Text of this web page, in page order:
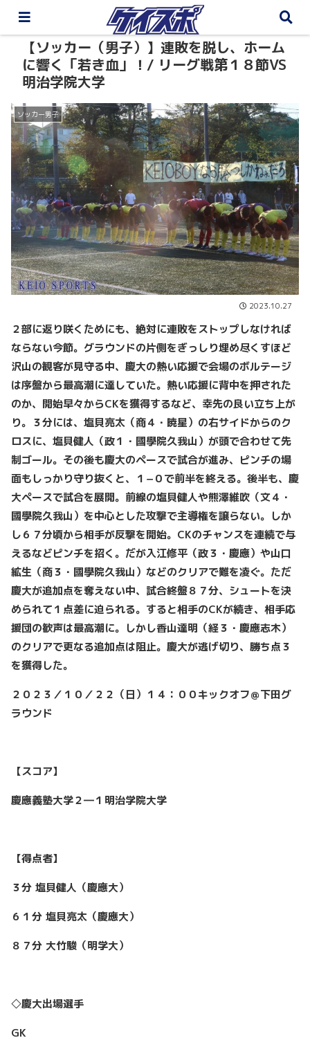
【ソッカー（男子）】連敗を脱し、ホーム
に響く「若き血」！/ リーグ戦第１８節VS
明治学院大学
ソッカー男子
2023.10.27
２部に返り咲くためにも、絶対に連敗をストップしなければ
ならない今節。グラウンドの片側をぎっしり埋め尽くすほど
沢山の観客が見守る中、慶大の熱い応援で会場のボルテージ
は序盤から最高潮に達していた。熱い応援に背中を押された
のか、開始早々からCKを獲得するなど、幸先の良い立ち上が
り。３分には、塩貝亮太（商４・暁星）の右サイドからのク
ロスに、塩貝健人（政１・國學院久我山）が頭で合わせて先
制ゴール。その後も慶大のペースで試合が進み、ピンチの場
面もしっかり守り抜くと、１−０で前半を終える。後半も、慶
大ペースで試合を展開。前線の塩貝健人や熊澤維吹（文４・
國學院久我山）を中心とした攻撃で主導権を譲らない。しか
し６７分頃から相手が反撃を開始。CKのチャンスを連続で与
えるなどピンチを招く。だが入江修平（政３・慶應）や山口
絋生（商３・國學院久我山）などのクリアで難を凌ぐ。ただ
慶大が追加点を奪えない中、試合終盤８７分、シュートを決
められて１点差に迫られる。すると相手のCKが続き、相手応
援団の歓声は最高潮に。しかし香山達明（経３・慶應志木）
のクリアで更なる追加点は阻止。慶大が逃げ切り、勝ち点３
を獲得した。
２０２３／１０／２２（日）１４：００キックオフ＠下田グ
ラウンド
【スコア】
慶應義塾大学２―１明治学院大学
【得点者】
３分 塩貝健人（慶應大）
６１分 塩貝亮太（慶應大）
８７分 大竹駿（明学大）
◇慶大出場選手
GK